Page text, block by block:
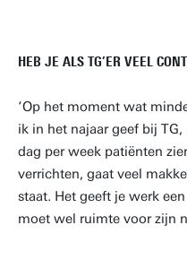
HEB JE ALS TG’ER VEEL
‘Op het moment wat
ik in het najaar geef bij
dag per week patiënten
verrichten, gaat veel
staat. Het geeft je werk
moet wel ruimte voor zijn